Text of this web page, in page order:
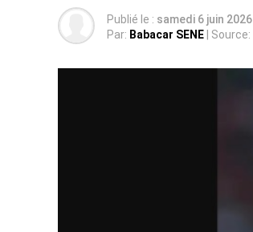
Publié le : samedi 6 juin 2026
Par: Babacar SENE | Source: